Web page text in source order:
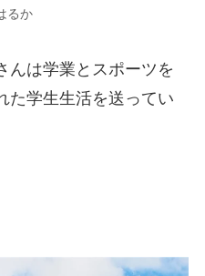
るか
んは学業とスポーツを
た学生生活を送ってい